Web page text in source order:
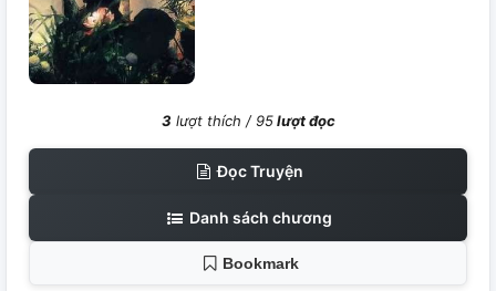
3 lượt thích /95lượt đọc
Đọc Truyện
Danh sách chương
Bookmark